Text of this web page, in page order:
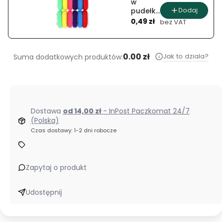
pudełku
frotte
Cena
0,49 zł bez VAT
Dodaj
Suma dodatkowych produktów:0.00 zł Jak to dziala?
Dostawa od 14,00 zł - InPost Paczkomat 24/7
(Polska)
Czas dostawy: 1-2 dni robocze
Zapytaj o produkt
Udostępnij